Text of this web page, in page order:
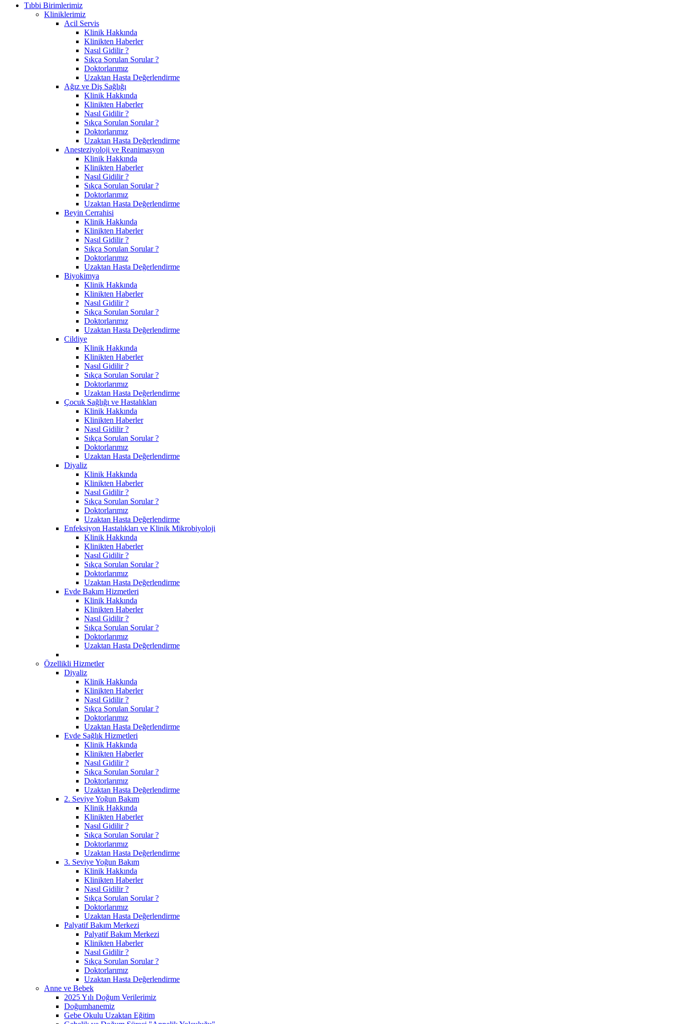
Tıbbi Birimlerimiz
Kliniklerimiz
Acil Servis
Klinik Hakkında
Klinikten Haberler
Nasıl Gidilir ?
Sıkça Sorulan Sorular ?
Doktorlarımız
Uzaktan Hasta Değerlendirme
Ağız ve Diş Sağlığı
Klinik Hakkında
Klinikten Haberler
Nasıl Gidilir ?
Sıkça Sorulan Sorular ?
Doktorlarımız
Uzaktan Hasta Değerlendirme
Anesteziyoloji ve Reanimasyon
Klinik Hakkında
Klinikten Haberler
Nasıl Gidilir ?
Sıkça Sorulan Sorular ?
Doktorlarımız
Uzaktan Hasta Değerlendirme
Beyin Cerrahisi
Klinik Hakkında
Klinikten Haberler
Nasıl Gidilir ?
Sıkça Sorulan Sorular ?
Doktorlarımız
Uzaktan Hasta Değerlendirme
Biyokimya
Klinik Hakkında
Klinikten Haberler
Nasıl Gidilir ?
Sıkça Sorulan Sorular ?
Doktorlarımız
Uzaktan Hasta Değerlendirme
Cildiye
Klinik Hakkında
Klinikten Haberler
Nasıl Gidilir ?
Sıkça Sorulan Sorular ?
Doktorlarımız
Uzaktan Hasta Değerlendirme
Çocuk Sağlığı ve Hastalıkları
Klinik Hakkında
Klinikten Haberler
Nasıl Gidilir ?
Sıkça Sorulan Sorular ?
Doktorlarımız
Uzaktan Hasta Değerlendirme
Diyaliz
Klinik Hakkında
Klinikten Haberler
Nasıl Gidilir ?
Sıkça Sorulan Sorular ?
Doktorlarımız
Uzaktan Hasta Değerlendirme
Enfeksiyon Hastalıkları ve Klinik Mikrobiyoloji
Klinik Hakkında
Klinikten Haberler
Nasıl Gidilir ?
Sıkça Sorulan Sorular ?
Doktorlarımız
Uzaktan Hasta Değerlendirme
Evde Bakım Hizmetleri
Klinik Hakkında
Klinikten Haberler
Nasıl Gidilir ?
Sıkça Sorulan Sorular ?
Doktorlarımız
Uzaktan Hasta Değerlendirme
Özellikli Hizmetler
Diyaliz
Klinik Hakkında
Klinikten Haberler
Nasıl Gidilir ?
Sıkça Sorulan Sorular ?
Doktorlarımız
Uzaktan Hasta Değerlendirme
Evde Sağlık Hizmetleri
Klinik Hakkında
Klinikten Haberler
Nasıl Gidilir ?
Sıkça Sorulan Sorular ?
Doktorlarımız
Uzaktan Hasta Değerlendirme
2. Seviye Yoğun Bakım
Klinik Hakkında
Klinikten Haberler
Nasıl Gidilir ?
Sıkça Sorulan Sorular ?
Doktorlarımız
Uzaktan Hasta Değerlendirme
3. Seviye Yoğun Bakım
Klinik Hakkında
Klinikten Haberler
Nasıl Gidilir ?
Sıkça Sorulan Sorular ?
Doktorlarımız
Uzaktan Hasta Değerlendirme
Palyatif Bakım Merkezi
Palyatif Bakım Merkezi
Klinikten Haberler
Nasıl Gidilir ?
Sıkça Sorulan Sorular ?
Doktorlarımız
Uzaktan Hasta Değerlendirme
Anne ve Bebek
2025 Yılı Doğum Verilerimiz
Doğumhanemiz
Gebe Okulu Uzaktan Eğitim